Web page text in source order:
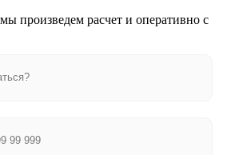
произведем расчет и оперативно с